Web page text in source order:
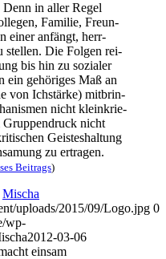
Denn in aller Regel
Fami­lie, Freun­
einer anfängt, herr­
stel­len. Die Fol­gen rei­
bis hin zu sozia­ler
ein gehö­ri­ges Maß an
von Ich­stär­ke) mit­brin­
nicht klein­krie­
Grup­pen­druck nicht
Geis­tes­hal­tung
zu ertragen.
Bei­trags)
Mischa
uploads/2015/09/Logo.jpg 0
wp-
2012-03-06
einsam